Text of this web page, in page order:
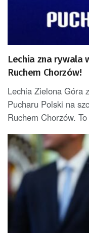
Lechia zna rywala
Ruchem Chorzów!
Lechia Zielona Góra
Pucharu Polski na
Ruchem Chorzów.